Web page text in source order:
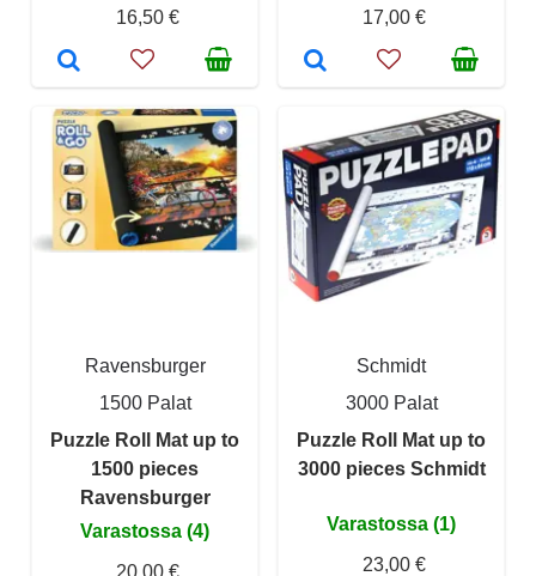
16,50 €
17,00 €
Ravensburger
1500 Palat
Puzzle Roll Mat up to
1500 pieces
Ravensburger
Varastossa (4)
20,00 €
Schmidt
3000 Palat
Puzzle Roll Mat up to
3000 pieces Schmidt
Varastossa (1)
23,00 €